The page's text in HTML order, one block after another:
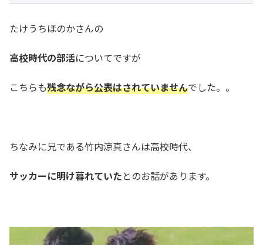
たけうちほのかさんの
高校時代の部活についてですが
こちらも残念ながら公表はされていませんでした。。
ちなみに兄である竹内涼真さんは高校時代、
サッカーに明け暮れていたとのお話があります。